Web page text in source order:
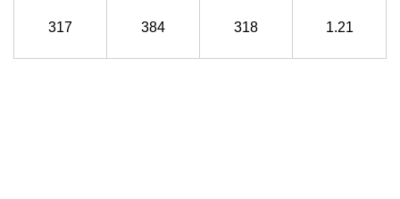
317 384 318 1.21